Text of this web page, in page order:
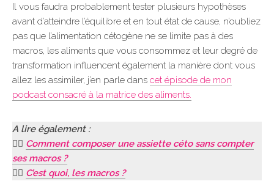
Il vous faudra probablement tester plusieurs hypothèses
avant d’atteindre l’équilibre et en tout état de cause, n’oubliez
pas que l’alimentation cétogène ne se limite pas à des
macros, les aliments que vous consommez et leur degré de
transformation influencent également la manière dont vous
allez les assimiler, j’en parle dans cet épisode de mon
podcast consacré à la matrice des aliments.
A lire également :
👉🏻 Comment composer une assiette céto sans compter
ses macros ?
👉🏻 C’est quoi, les macros ?